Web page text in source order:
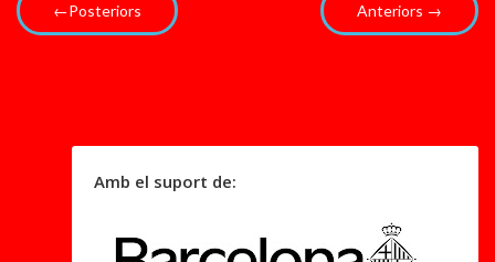
←Posteriors Anteriors →
Amb el suport de: